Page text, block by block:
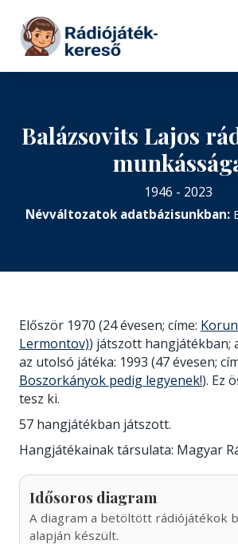
Tovább a tartalomhoz
Balázsovits Lajos
1946 - 2023
Névváltozatok adatbázisunkban:
Először 1970 (24 évesen; címe:
Lermontov)) játszott hangjátékban;
az utolsó játéka: 1993 (47 évesen;
Boszorkányok pedig legyenek!). Ez
tesz ki.
57 hangjátékban játszott.
Hangjátékainak társulata: Magyar
Idősoros diagram
A diagram a betöltött rádiójátékok
alapján készült.